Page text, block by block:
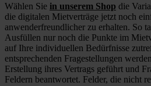
Wählen Sie in unserem Shop die
die digitalen Mietverträge jetzt noch
anwenderfreundlicher zu erhalten. So
Ausfüllen nur noch die Punkte im
auf Ihre individuellen Bedürfnisse
entsprechenden Fragestellungen
Erstellung ihres Vertrags geführt und
Feldern beantwortet. Felder, die nicht